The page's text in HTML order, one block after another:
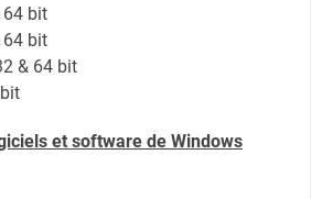
64 bit
64 bit
& 64 bit
et software de Windows